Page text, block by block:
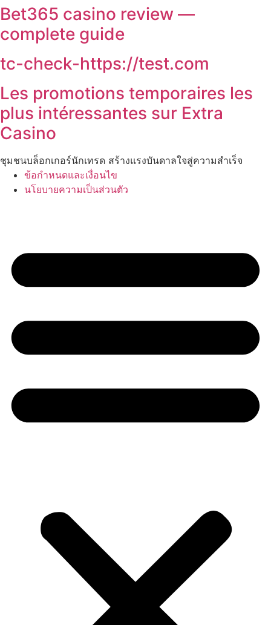
Bet365 casino review —
complete guide
tc-check-https://test.com
Les promotions temporaires les
plus intéressantes sur Extra
Casino
ชุมชนบล็อกเกอร์นักเทรด สร้างแรงบันดาลใจสู่ความสำเร็จ
ข้อกำหนดและเงื่อนไข
นโยบายความเป็นส่วนตัว